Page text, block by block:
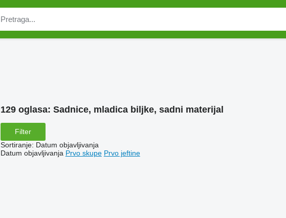
129 oglasa: Sadnice, mladica biljke, sadni materijal
Filter
Sortiranje: Datum objavljivanja
Datum objavljivanja Prvo skupe Prvo jeftine